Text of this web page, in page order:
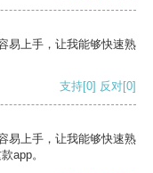
易上手，让我能够快速熟
支持[0] 反对[0]
易上手，让我能够快速熟
app。